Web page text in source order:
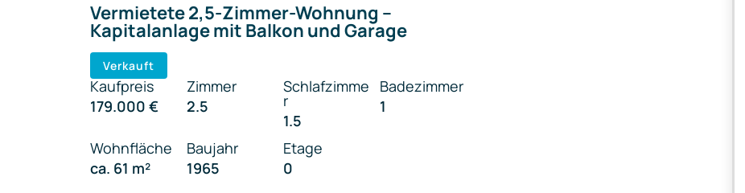
Vermietete 2,5-Zimmer-Wohnung –
Kapitalanlage mit Balkon und Garage
Verkauft
Kaufpreis
179.000 €
Zimmer
2.5
Schlafzimme
r
1.5
Badezimmer
1
Wohnfläche
ca. 61 m²
Baujahr
1965
Etage
0